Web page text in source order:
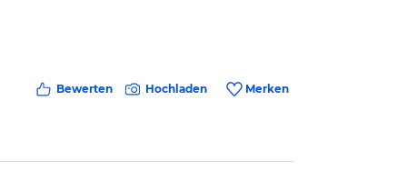
Bewerten Hochladen Merken